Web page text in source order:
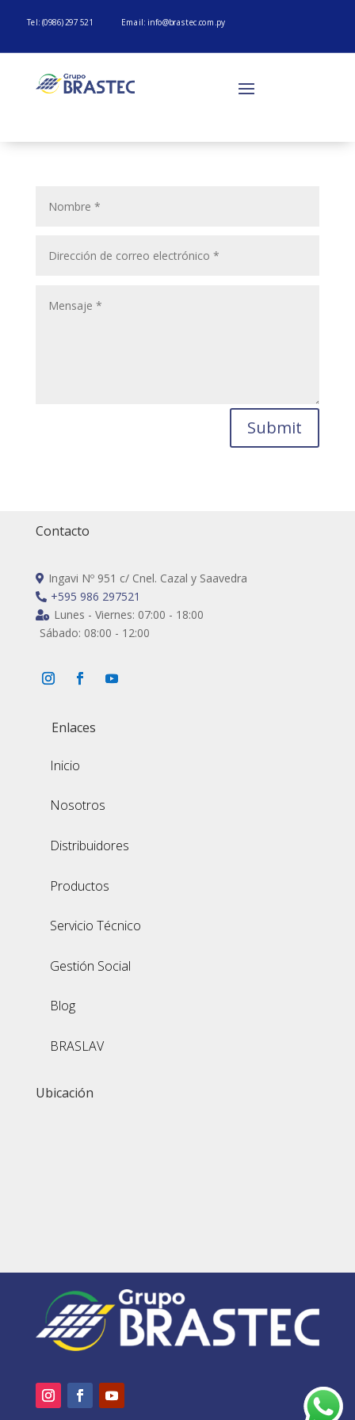
Tel: (0986) 297 521 Email: info@brastec.com.py
Submit
Contacto
 Ingavi Nº 951 c/ Cnel. Cazal y Saavedra
 +595 986 297521
 Lunes - Viernes: 07:00 - 18:00
Sábado: 08:00 - 12:00
Enlaces
Inicio
Nosotros
Distribuidores
Productos
Servicio Técnico
Gestión Social
Blog
BRASLAV
Ubicación